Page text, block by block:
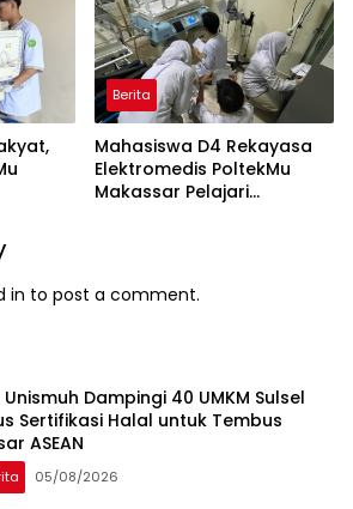
Berita
Mahasiswa D4 Rekayasa
Elektromedis PoltekMu
Makassar Pelajari
in to post a comment.
Unismuh Dampingi 40 UMKM Sulsel
Sertifikasi Halal untuk Tembus
ASEAN
05/08/2026